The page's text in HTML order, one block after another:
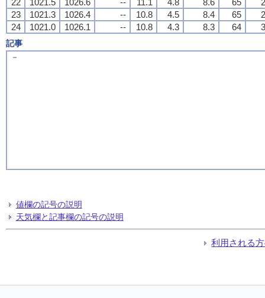
23
1021.3 1026.4 -- 10.8 4.5 8.4 65
24
1021.0 1026.1 -- 10.8 4.3 8.3 64
記事
－
値欄の記号の説明
天気欄と記事欄の記号の説明
利用される